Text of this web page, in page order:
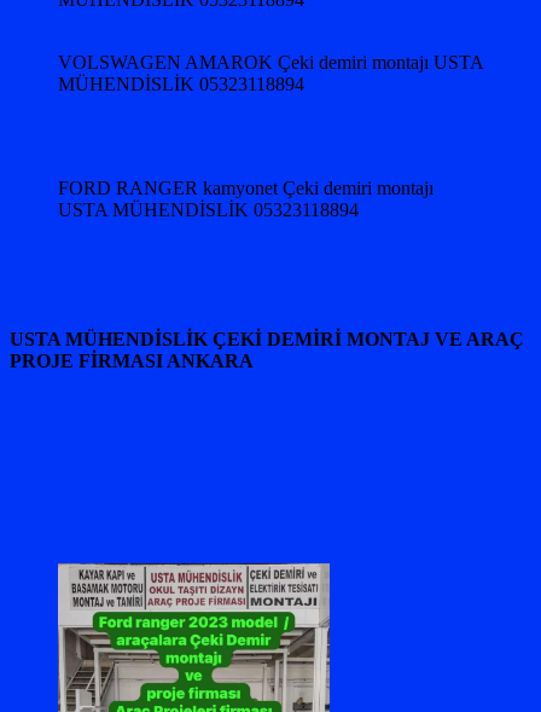
VOLSWAGEN AMAROK Çeki demiri montajı USTA
MÜHENDİSLİK 05323118894
FORD RANGER kamyonet Çeki demiri montajı
USTA MÜHENDİSLİK 05323118894
USTA MÜHENDİSLİK ÇEKİ DEMİRİ MONTAJ VE ARAÇ
PROJE FİRMASI ANKARA